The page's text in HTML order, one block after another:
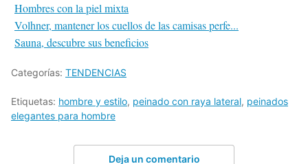
Hombres con la piel mixta
Volhner, mantener los cuellos de las camisas perfe...
Sauna, descubre sus beneficios
Categorías: TENDENCIAS
Etiquetas: hombre y estilo, peinado con raya lateral, peinados
elegantes para hombre
Deja un comentario